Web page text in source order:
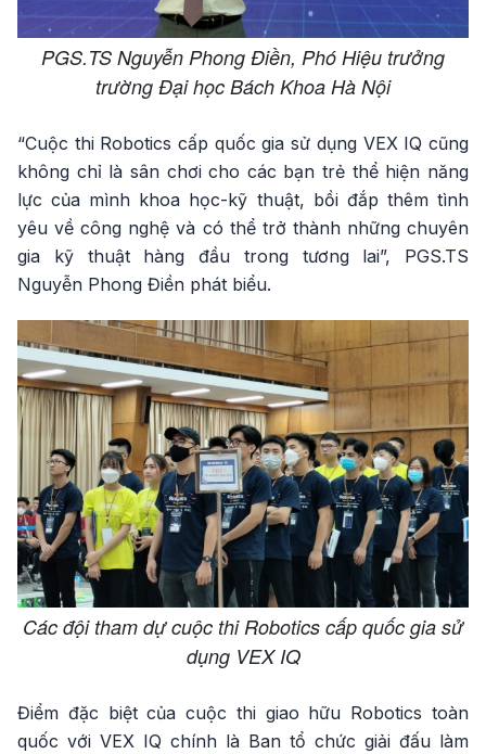
PGS.TS Nguyễn Phong Điền, Phó Hiệu trưởng
trường Đại học Bách Khoa Hà Nội
“Cuộc thi Robotics cấp quốc gia sử dụng VEX IQ cũng
không chỉ là sân chơi cho các bạn trẻ thể hiện năng
lực của mình khoa học-kỹ thuật, bồi đắp thêm tình
yêu về công nghệ và có thể trở thành những chuyên
gia kỹ thuật hàng đầu trong tương lai”, PGS.TS
Nguyễn Phong Điền phát biểu.
Các đội tham dự cuộc thi Robotics cấp quốc gia sử
dụng VEX IQ
Điểm đặc biệt của cuộc thi giao hữu Robotics toàn
quốc với VEX IQ chính là Ban tổ chức giải đấu làm